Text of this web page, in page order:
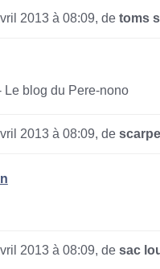
2013 à 08:09, de toms
Le blog du Pere-nono
2013 à 08:09, de
2013 à 08:09, de sac